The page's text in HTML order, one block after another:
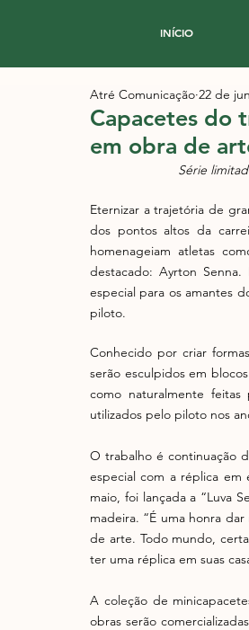
INÍCIO
Capacetes do
em obra de
Atré Comunicação 22 de
Série
Eternizar a trajetória de
dos pontos altos da
homenageiam atletas
destacado: Ayrton
especial para os amantes
piloto.
Conhecido por criar
serão esculpidos em
como naturalmente feitas
utilizados pelo piloto nos
O trabalho é continuação
especial com a réplica em
maio, foi lançada a “Luva
madeira. “É uma honra
de arte. Todo mundo,
ter uma réplica em suas
A coleção de
obras serão